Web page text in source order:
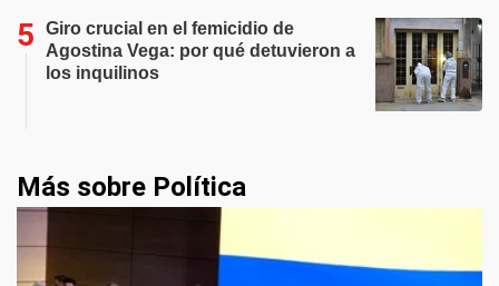
Giro crucial en el femicidio de
Agostina Vega: por qué detuvieron a
los inquilinos
Más sobre Política